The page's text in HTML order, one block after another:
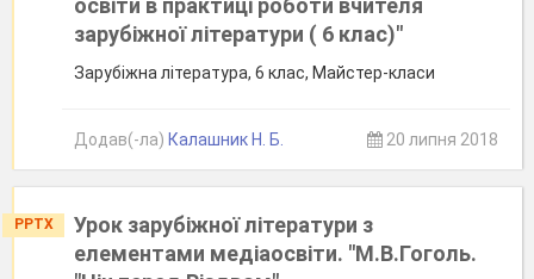
освіти в практиці роботи вчителя
зарубіжної літератури ( 6 клас)"
Зарубіжна література, 6 клас, Майстер-класи
Додав(-ла) Калашник Н. Б. 20 липня 2018
PPTX
Урок зарубіжної літератури з
елементами медіаосвіти. "М.В.Гоголь.